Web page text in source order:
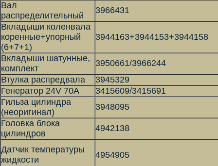
Вал
распределительный
3966431
Вкладыши коленвала
коренные+упорный
(6+7+1)
3944163+3944153+3944158
Вкладыши шатунные,
комплект
3950661/3966244
Втулка распредвала
3945329
Генератор 24V 70A
3415609/3415691
Гильза цилиндра
(неоригинал)
3948095
Головка блока
цилиндров
4942138
Датчик температуры
жидкости
4954905